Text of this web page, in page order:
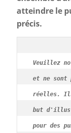
atteindre le
précis.
Veuillez
et ne sont
réelles. Ils
but
pour des